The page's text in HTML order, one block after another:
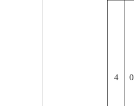
4 0